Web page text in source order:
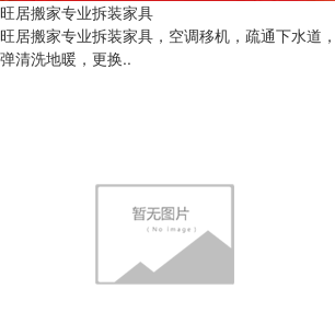
旺居搬家专业拆装家具
旺居搬家专业拆装家具，空调移机，疏通下水道
弹清洗地暖，更换..